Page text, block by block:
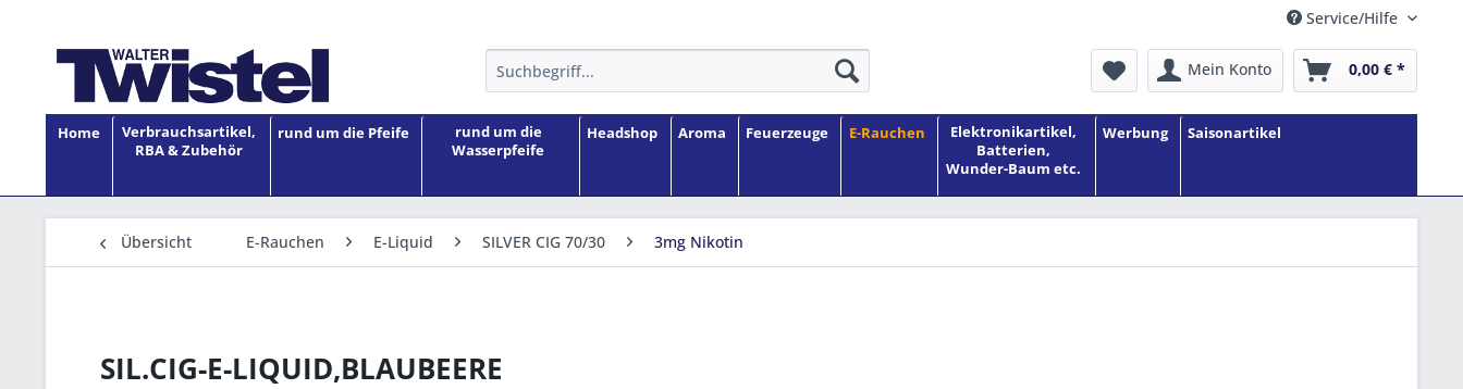
Service/Hilfe
Mein Konto 0,00 € *
Home
Verbrauchsartikel,
RBA & Zubehör
rund um die Pfeife
rund um die
Wasserpfeife
Headshop Aroma Feuerzeuge E-Rauchen
Elektronikartikel,
Batterien,
Wunder-Baum etc.
Werbung Saisonartikel
Übersicht E-Rauchen E-Liquid SILVER CIG 70/30 3mg Nikotin
SIL.CIG-E-LIQUID,BLAUBEERE